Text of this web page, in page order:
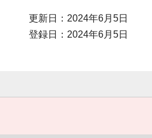
更新日：2024年6月5日
登録日：2024年6月5日